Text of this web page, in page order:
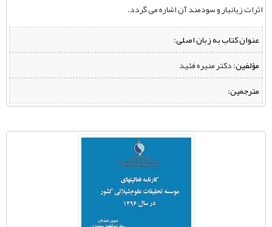
اثرات زیانبار و سودمند آن اشاره می ‌گردد.
عنوان کتاب به زبان اصلی:
مؤلفین:‌ دکتر منیره فئید
مترجمین: